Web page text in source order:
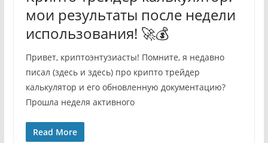
мои результаты после недели
использования! 🚀💰
Привет, криптоэнтузиасты! Помните, я недавно
писал (здесь и здесь) про крипто трейдер
калькулятор и его обновленную документацию?
Прошла неделя активного
Read More